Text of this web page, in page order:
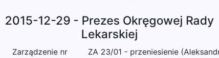
2015-12-29 - Prezes Okręgowej Rady
Lekarskiej
Zarządzenie nr
ZA 23/01 - przeniesienie